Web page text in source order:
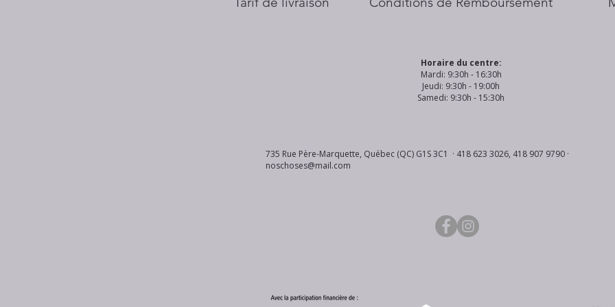
Horaire du centre:
Mardi: 9:30h - 16:30h
Jeudi: 9:30h - 19:00h
Samedi: 9:30h - 15:30h
735 Rue Père-Marquette, Québec (QC) G1S 3C1 · 418 623 3026, 418 907 9790 ·
noschoses@mail.com